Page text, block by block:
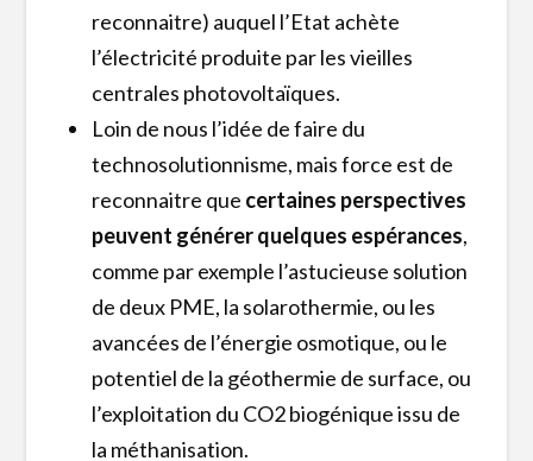
reconnaitre) auquel l’Etat achète
l’électricité produite par les vieilles
centrales photovoltaïques.
Loin de nous l’idée de faire du
technosolutionnisme, mais force est de
reconnaitre que certaines perspectives
peuvent générer quelques espérances,
comme par exemple l’astucieuse solution
de deux PME, la solarothermie, ou les
avancées de l’énergie osmotique, ou le
potentiel de la géothermie de surface, ou
l’exploitation du CO2 biogénique issu de
la méthanisation.